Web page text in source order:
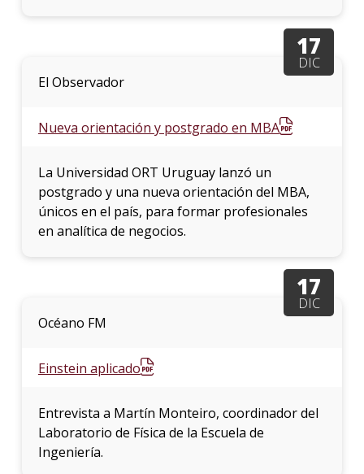
17
DIC
El Observador
Nueva orientación y postgrado en MBA
La Universidad ORT Uruguay lanzó un
postgrado y una nueva orientación del MBA,
únicos en el país, para formar profesionales
en analítica de negocios.
17
DIC
Océano FM
Einstein aplicado
Entrevista a Martín Monteiro, coordinador del
Laboratorio de Física de la Escuela de
Ingeniería.